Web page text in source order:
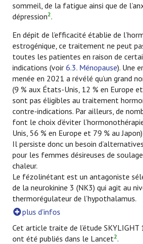
sommeil, de la fatigue ainsi que de
dépression2.
En dépit de l’efficacité établie de
estrogénique, ce traitement ne peut
toutes les patientes en raison de
indications (voir 6.3. Ménopause). Une
menée en 2021 a révélé qu’un grand
(9 % aux États-Unis, 12 % en Europe
sont pas éligibles au traitement
contre-indications. Par ailleurs, de
font le choix d’éviter
Unis, 56 % en Europe et 79 % au Japon)
Il persiste donc un besoin
pour les femmes désireuses de
chaleur.
Le fézolinétant est un antagoniste
de la neurokinine 3 (NK3) qui agit au
thermorégulateur de l’hypothalamus.
plus d'infos
Cet article traite de l’étude
ont été publiés dans le Lancet2.